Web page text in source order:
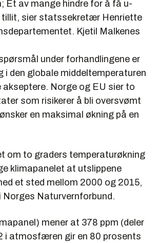
Et av mange hindre for å få u-
tillit, sier statssekretær Henriette
Kjetil Malkenes
under forhandlingene er
i den globale middeltemperaturen
akseptere. Norge og EU sier to
som risikerer å bli oversvømt
en maksimal økning på en
om to graders temperaturøkning
klimapanelet at utslippene
et sted mellom 2000 og 2015,
Norges Naturvernforbund.
mener at 378 ppm (deler
i atmosfæren gir en 80 prosents